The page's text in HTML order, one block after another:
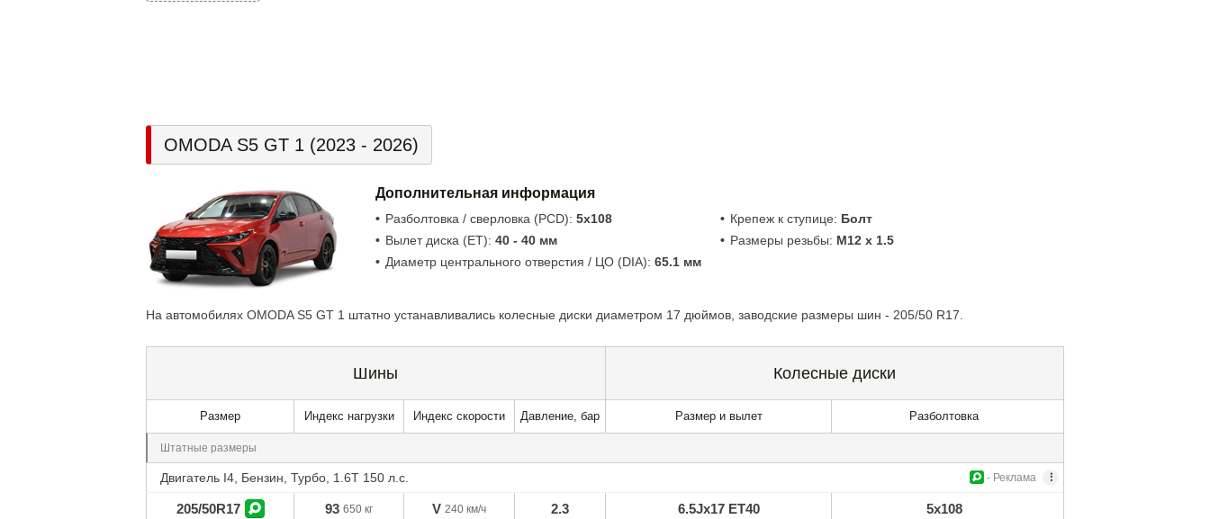
OMODA S5 GT 1 (2023 - 2026)
Дополнительная информация
Разболтовка / сверловка (PCD): 5x108
Вылет диска (ET): 40 - 40 мм
Диаметр центрального отверстия / ЦО (DIA): 65.1 мм
Крепеж к ступице: Болт
Размеры резьбы: M12 x 1.5
На автомобилях OMODA S5 GT 1 штатно устанавливались колесные диски диаметром 17 дюймов, заводские размеры шин - 205/50 R17.
Шины Колесные диски
Размер Индекс нагрузки Индекс скорости Давление, бар Размер и вылет Разболтовка
Штатные размеры
- Реклама
Двигатель I4, Бензин, Турбо, 1.6T 150 л.с.
205/50R17 93650 кг V 240 км/ч 2.3 6.5Jx17 ET40 5x108